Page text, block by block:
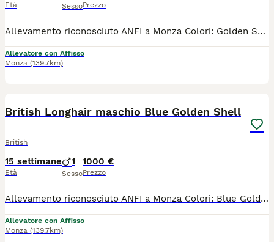
Età SessoPrezzo
Allevamento riconosciuto ANFI a Monza Colori: Golden Shaded femmine Il gattino sarà ceduto con : - PEDIGREE ANFI - microchip, - libretto sanitario, - certificato di buona salute - registrazione al ASL - passaggio di proprietà - completamente sverminato - svezzato - completamente vaccinato - start kit kitten (crocchette, umido, gioco, etc) - assistenza post vendita Test negativi di PKD, FELV, FIV sono depositati a ANFI Il prezzo 1200
Allevatore con Affisso
Monza (139.7km)
British Longhair maschio Blue Golden Shell
British
15 settimane
Età
1
Sesso
1000 €
Prezzo
Allevamento riconosciuto ANFI a Monza Colori: Blue Golden Shell Maschio Il gattino sarà ceduto con : - PEDIGREE ANFI - microchip, - libretto sanitario, - certificato di buona salute - registrazione al ASL - passaggio di proprietà - completamente sverminato - svezzato - completamente vaccinato - start kit kitten (crocchette, umido, gioco, etc) - assistenza post vendita Test negativi di PKD, FELV, FIV sono depositati a ANFI Il prezzo 1000 euro
Allevatore con Affisso
Monza (139.7km)